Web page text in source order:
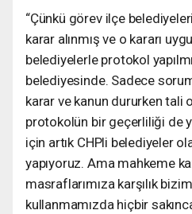
“Çünkü görev ilçe
karar alınmış ve o kararı
belediyelerle protokol
belediyesinde. Sadece
karar ve kanun dururken tali
protokolün bir geçerliliği de
için artık CHPli belediyeler
yapıyoruz. Ama mahkeme
masraflarımıza karşılık
kullanmamızda hiçbir